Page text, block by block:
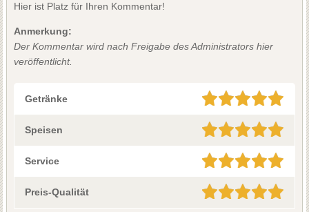
Hier ist Platz für Ihren Kommentar!
Anmerkung:
Der Kommentar wird nach Freigabe des Administrators hier
veröffentlicht.
Getränke
Speisen
Service
Preis-Qualität